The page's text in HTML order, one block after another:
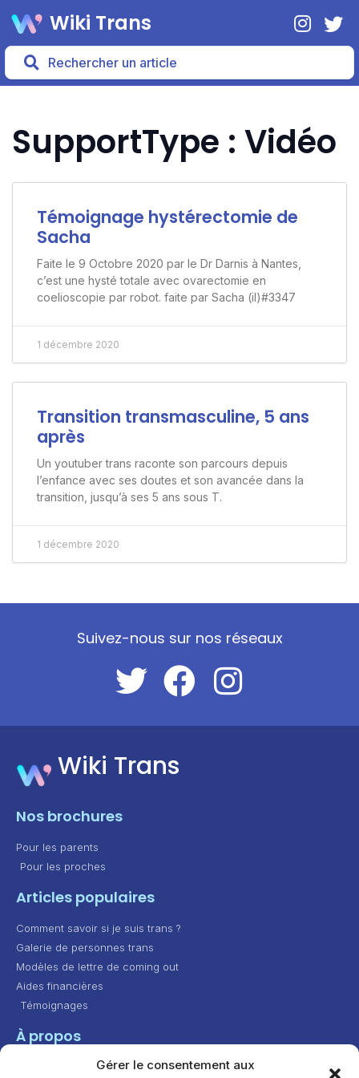
Gérer le consentement aux
Wiki Trans
SupportType : Vidéo
Témoignage hystérectomie de
Sacha
Faite le 9 Octobre 2020 par le Dr Darnis à Nantes,
c’est une hysté totale avec ovarectomie en
coelioscopie par robot. faite par Sacha (il)#3347
1 décembre 2020
Transition transmasculine, 5 ans
après
Un youtuber trans raconte son parcours depuis
l’enfance avec ses doutes et son avancée dans la
transition, jusqu’à ses 5 ans sous T.
1 décembre 2020
Suivez-nous sur nos réseaux
Wiki Trans
Nos brochures
Pour les parents
Pour les proches
Articles populaires
Comment savoir si je suis trans ?
Galerie de personnes trans
Modèles de lettre de coming out
Aides financières
Témoignages
À propos